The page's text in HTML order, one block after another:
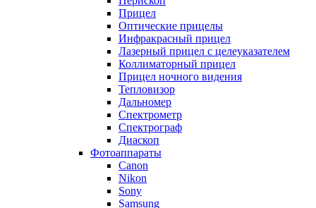
Прицел
Оптические прицелы
Инфракрасный прицел
Лазерный прицел с целеуказателем
Коллиматорный прицел
Прицел ночного видения
Тепловизор
Дальномер
Спектрометр
Спектрограф
Диаскоп
Фотоаппараты
Canon
Nikon
Sony
Samsung